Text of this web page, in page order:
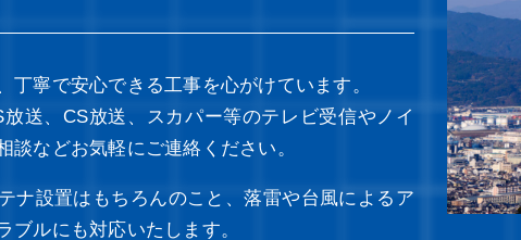
丁寧で安心できる工事を心がけています。
送、CS放送、スカパー等のテレビ受信やノイ
談などお気軽にご連絡ください。
ナ設置はもちろんのこと、落雷や台風によるア
ブルにも対応いたします。